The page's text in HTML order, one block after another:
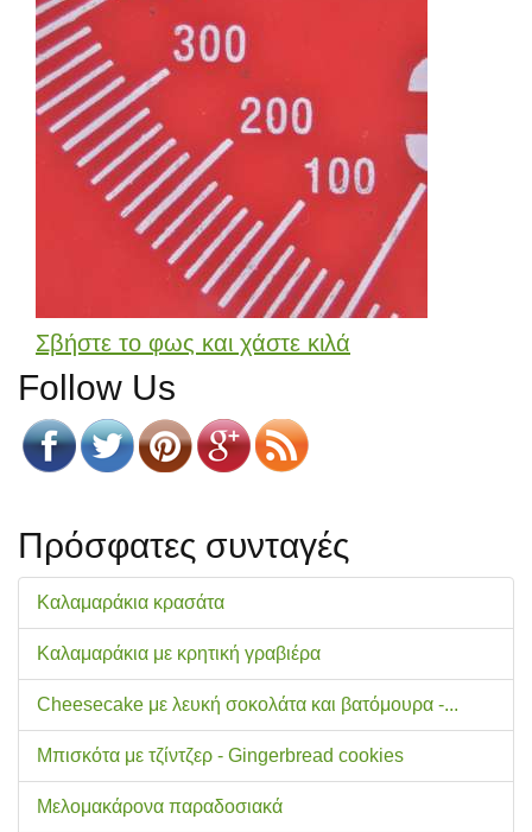
Σβήστε το φως και χάστε κιλά
Follow Us
Πρόσφατες συνταγές
Καλαμαράκια κρασάτα
Καλαμαράκια με κρητική γραβιέρα
Cheesecake με λευκή σοκολάτα και βατόμουρα -...
Μπισκότα με τζίντζερ - Gingerbread cookies
Μελομακάρονα παραδοσιακά